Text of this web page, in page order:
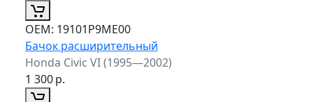
ОЕМ: 19101P9ME00
Бачок расширительный
Honda Civic VI (1995—2002)
1 300р.